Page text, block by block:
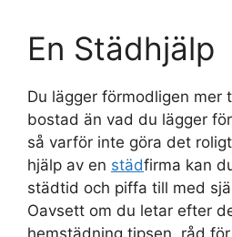
En Städhjälp
Du lägger förmodligen mer
bostad än vad du lägger
så varför inte göra det
hjälp av en städfirma kan
städtid och piffa till med
Oavsett om du letar efter